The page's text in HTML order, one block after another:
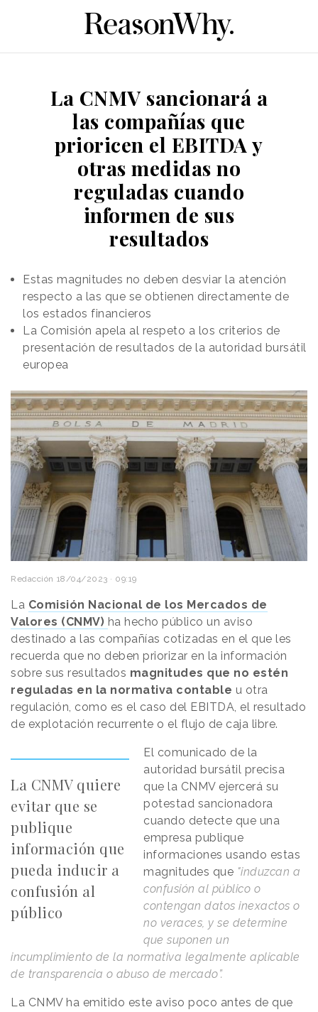
La CNMV sancionará a
las compañías que
prioricen el EBITDA y
otras medidas no
reguladas cuando
informen de sus
resultados
Estas magnitudes no deben desviar la atención
respecto a las que se obtienen directamente de
los estados financieros
La Comisión apela al respeto a los criterios de
presentación de resultados de la autoridad bursátil
europea
Redacción 18/04/2023 · 09:19
La Comisión Nacional de los Mercados de
Valores (CNMV) ha hecho público un aviso
destinado a las compañías cotizadas en el que les
recuerda que no deben priorizar en la información
sobre sus resultados magnitudes que no estén
reguladas en la normativa contable u otra
regulación, como es el caso del EBITDA, el resultado
de explotación recurrente o el flujo de caja libre.
La CNMV quiere
evitar que se
publique
información que
pueda inducir a
confusión al
público
El comunicado de la
autoridad bursátil precisa
que la CNMV ejercerá su
potestad sancionadora
cuando detecte que una
empresa publique
informaciones usando estas
magnitudes que "induzcan a
confusión al público o
contengan datos inexactos o
no veraces, y se determine
que suponen un
incumplimiento de la normativa legalmente aplicable
de transparencia o abuso de mercado”.
La CNMV ha emitido este aviso poco antes de que